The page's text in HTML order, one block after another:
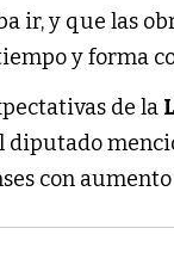
ir, y que las
y forma
de la
diputado
con aumento